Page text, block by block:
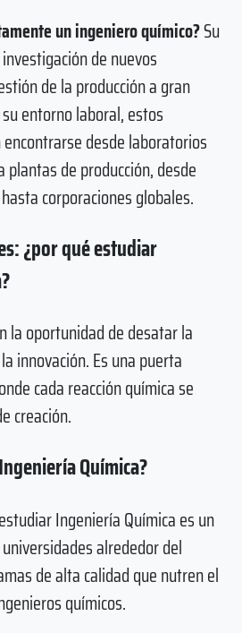
un ingeniero químico?Su
de nuevos
de la producción a gran
entorno laboral, estos
desde laboratorios
de producción, desde
corporaciones globales.
¿por qué estudiar
la oportunidad de desatar la
innovación. Es una puerta
cada reacción química se
creación.
Química?
Ingeniería Química es un
alrededor del
de alta calidad que nutren el
químicos.